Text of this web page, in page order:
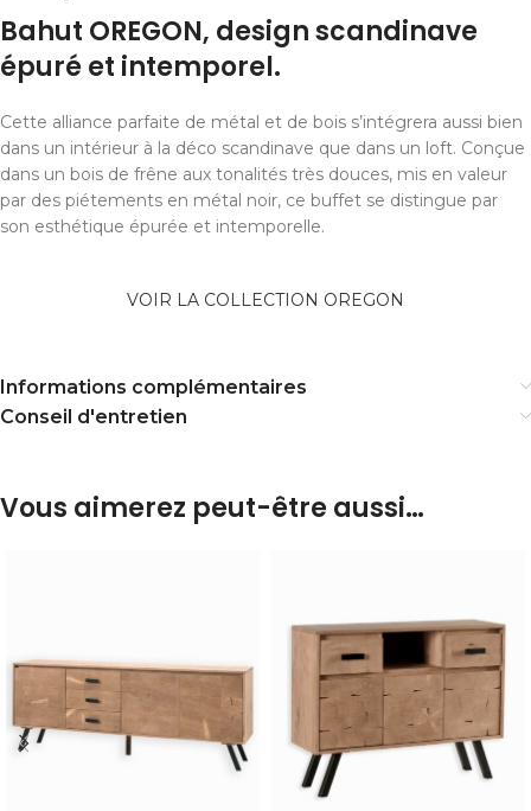
Bahut OREGON, design scandinave
épuré et intemporel.
Cette alliance parfaite de métal et de bois s’intégrera aussi bien
dans un intérieur à la déco scandinave que dans un loft. Conçue
dans un bois de frêne aux tonalités très douces, mis en valeur
par des piétements en métal noir, ce buffet se distingue par
son esthétique épurée et intemporelle.
VOIR LA COLLECTION OREGON
Informations complémentaires
Conseil d'entretien
Vous aimerez peut-être aussi…